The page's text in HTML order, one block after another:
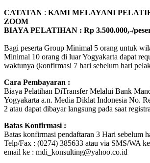
CATATAN : KAMI MELAYANI
ZOOM
BIAYA PELATIHAN : Rp 3.500.000,-/
Bagi peserta Group Minimal 5 orang untuk
Minimal 10 orang di luar Yogyakarta dapat
waktunya (konfirmasi 7 hari sebelum hari
Cara Pembayaran :
Biaya Pelatihan DiTransfer Melalui Bank
Yogyakarta a.n. Media Diklat Indonesia No.
2 atau dapat dibayar langsung pada saat
Batas Konfirmasi :
Batas konfirmasi pendaftaran 3 Hari sebelum
Telp/Fax : (0274) 385633 atau via SMS/WA
email ke : mdi_konsulting@yahoo.co.id